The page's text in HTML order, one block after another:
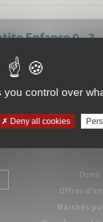
Enfance 0 - 3
ans
Open
Offres
Marchés
control over
Deny all cookies